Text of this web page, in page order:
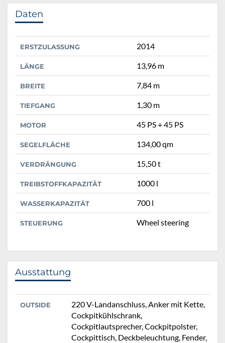
Daten
ERSTZULASSUNG 2014
LÄNGE 13,96 m
BREITE 7,84 m
TIEFGANG 1,30 m
MOTOR 45 PS + 45 PS
SEGELFLÄCHE 134,00 qm
VERDRÄNGUNG 15,50 t
TREIBSTOFFKAPAZITÄT 1000 l
WASSERKAPAZITÄT 700 l
STEUERUNG Wheel steering
Ausstattung
OUTSIDE
220 V-Landanschluss, Anker mit Kette,
Cockpitkühlschrank,
Cockpitlautsprecher, Cockpitpolster,
Cockpittisch, Deckbeleuchtung, Fender,